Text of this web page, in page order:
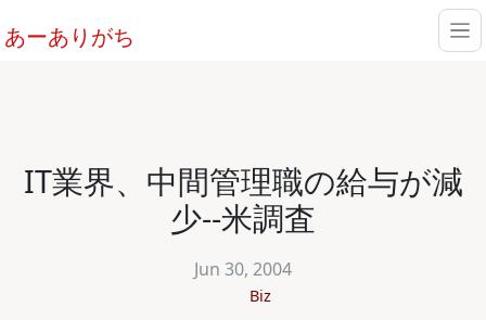
あーありがち
IT業界、中間管理職の給与が減
少--米調査
Jun 30, 2004
Biz